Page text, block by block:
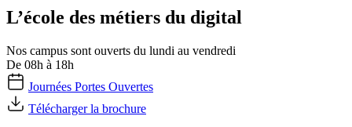
L’école des métiers du digital
Nos campus sont ouverts du lundi au vendredi
De 08h à 18h
Journées Portes Ouvertes
Télécharger la brochure